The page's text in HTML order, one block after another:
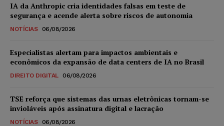
IA da Anthropic cria identidades falsas em teste de
segurança e acende alerta sobre riscos de autonomia
NOTÍCIAS 06/08/2026
Especialistas alertam para impactos ambientais e
econômicos da expansão de data centers de IA no Brasil
DIREITO DIGITAL 06/08/2026
TSE reforça que sistemas das urnas eletrônicas tornam-se
invioláveis após assinatura digital e lacração
NOTÍCIAS 06/08/2026